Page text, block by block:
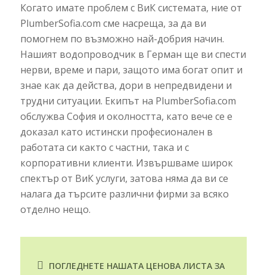
Когато имате проблем с ВиК системата, ние от
PlumberSofia.com сме насреща, за да ви
помогнем по възможно най-добрия начин.
Нашият водопроводчик в Герман ще ви спести
нерви, време и пари, защото има богат опит и
знае как да действа, дори в непредвидени и
трудни ситуации. Екипът на PlumberSofia.com
обслужва София и околността, като вече се е
доказал като истински професионален в
работата си както с частни, така и с
корпоративни клиенти. Извършваме широк
спектър от ВиК услуги, затова няма да ви се
налага да търсите различни фирми за всяко
отделно нещо.
ПОГЛЕДНЕТЕ НАШАТА ЦЕНОВА ЛИСТА ЗА